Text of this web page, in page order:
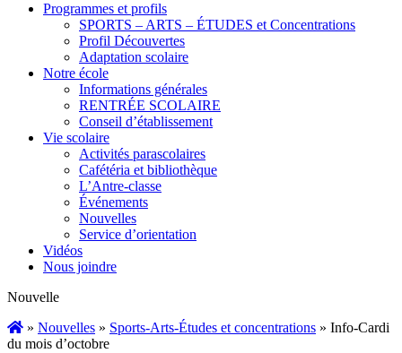
Programmes et profils
SPORTS – ARTS – ÉTUDES et Concentrations
Profil Découvertes
Adaptation scolaire
Notre école
Informations générales
RENTRÉE SCOLAIRE
Conseil d’établissement
Vie scolaire
Activités parascolaires
Cafétéria et bibliothèque
L’Antre-classe
Événements
Nouvelles
Service d’orientation
Vidéos
Nous joindre
Nouvelle
» Nouvelles » Sports-Arts-Études et concentrations » Info-Cardi
du mois d’octobre